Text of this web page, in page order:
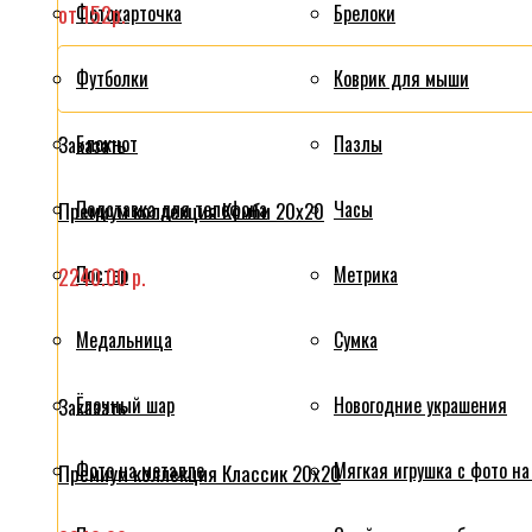
от 152р.
Заказать
Премиум коллекция Комби 20x20
2240.00 р.
Заказать
Премиум коллекция Классик 20x20
Фотокарточка
Футболки
Блокнот
Подставка для телефона
Постер
Медальница
Ёлочный шар
Фото на металле
Брелоки
Коврик для мыши
Пазлы
Часы
Метрика
Сумка
Новогодние украшения
Мягкая игрушка с фото